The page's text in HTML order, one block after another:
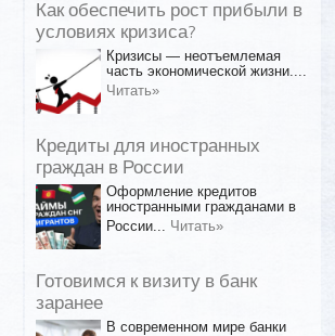
Как обеспечить рост прибыли в
условиях кризиса?
Кризисы — неотъемлемая
часть экономической жизни....
Читать»
Кредиты для иностранных
граждан в России
Оформление кредитов
иностранными гражданами в
России... Читать»
Готовимся к визиту в банк
заранее
В современном мире банки